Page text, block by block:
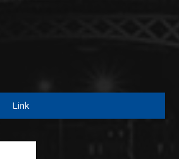
Link